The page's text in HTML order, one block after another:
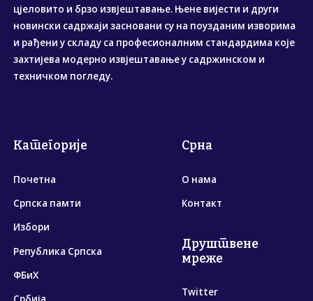
цјеловито и брзо извјештавање. Њене вијести и други
новински садржаји засновани су на поузданим изворима
и рађени у складу са професионалним стандардима које
захтијева модерно извјештавање у садржинском и
техничком погледу.
Категорије
Почетна
Српска памти
Избори
Република Српска
ФБиХ
Срна
О нама
Контакт
Друштвене
мреже
Twitter